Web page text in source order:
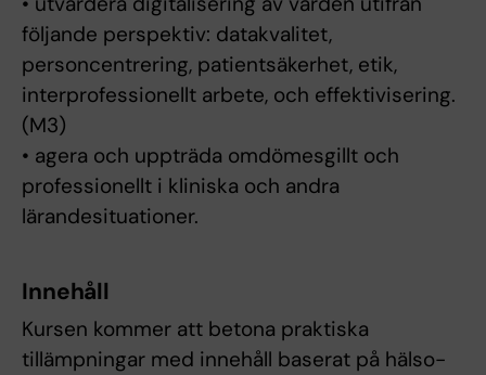
följande perspektiv: datakvalitet,
personcentrering, patientsäkerhet, etik,
interprofessionellt arbete, och effektivisering.
(M3)
• agera och uppträda omdömesgillt och
professionellt i kliniska och andra
lärandesituationer.
Innehåll
Kursen kommer att betona praktiska
tillämpningar med innehåll baserat på hälso-